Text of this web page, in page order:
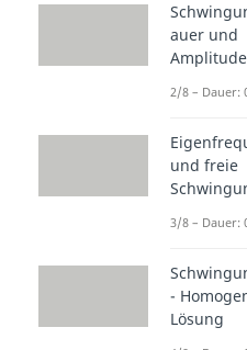
auer und
Amplitude
2/8 – Dauer:
und freie
3/8 – Dauer:
-
Lösung